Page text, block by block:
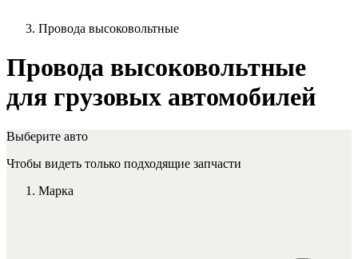
Провода высоковольтные
Провода высоковольтные
для грузовых автомобилей
Выберите авто
Чтобы видеть только подходящие запчасти
Марка